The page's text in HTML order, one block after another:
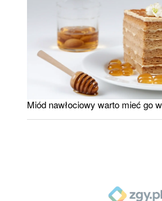
Miód nawłociowy warto mieć go